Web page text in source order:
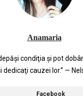
Anamaria
condiţia şi pot
dedicaţi cauzei lor.” —
Facebook